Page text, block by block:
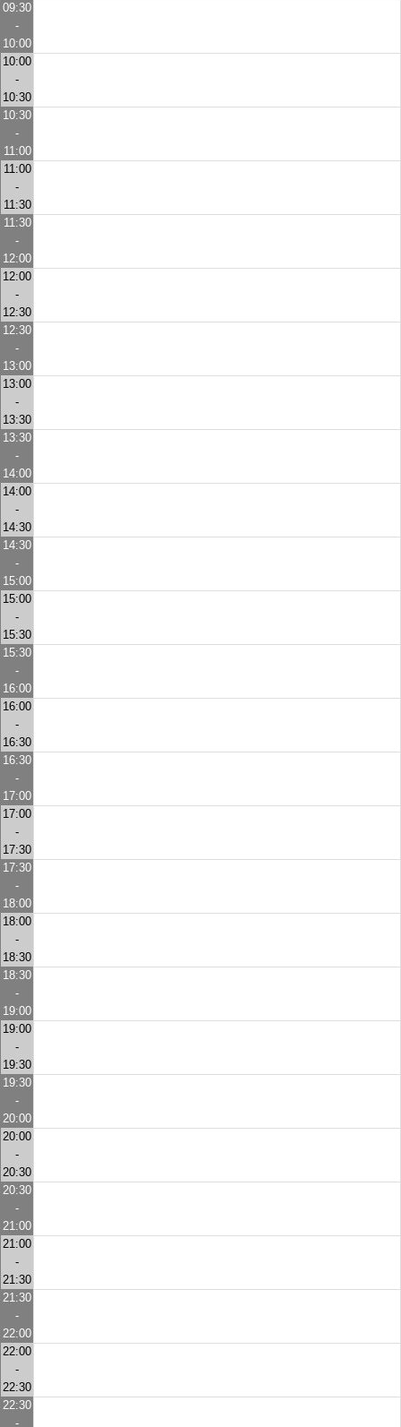
09:30
-
10:00
10:00
-
10:30
10:30
-
11:00
11:00
-
11:30
11:30
-
12:00
12:00
-
12:30
12:30
-
13:00
13:00
-
13:30
13:30
-
14:00
14:00
-
14:30
14:30
-
15:00
15:00
-
15:30
15:30
-
16:00
16:00
-
16:30
16:30
-
17:00
17:00
-
17:30
17:30
-
18:00
18:00
-
18:30
18:30
-
19:00
19:00
-
19:30
19:30
-
20:00
20:00
-
20:30
20:30
-
21:00
21:00
-
21:30
21:30
-
22:00
22:00
-
22:30
22:30
-